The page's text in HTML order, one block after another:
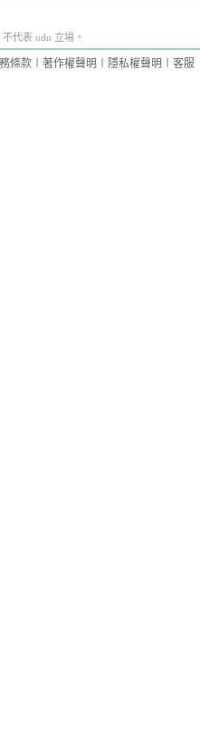
代表 udn 立場。
條款 著作權聲明 隱私權聲明 客服